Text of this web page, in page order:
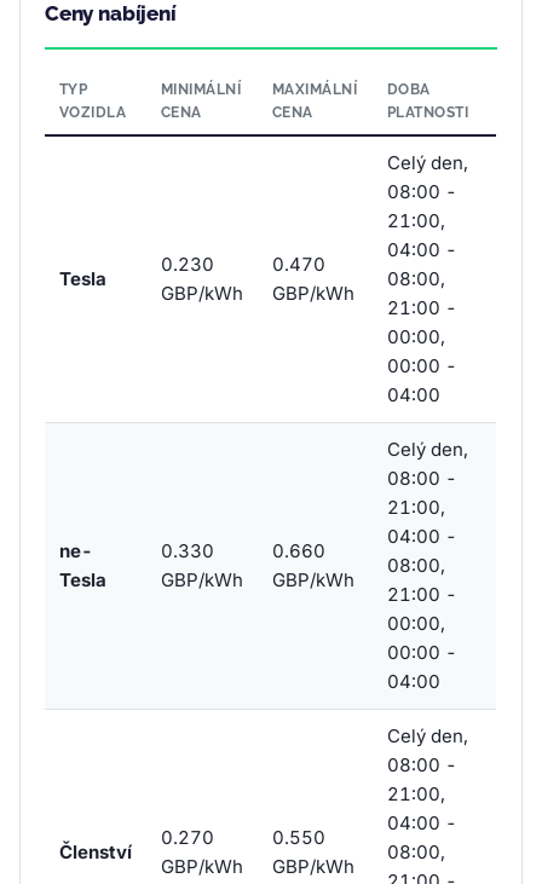
Ceny nabíjení
TYP
VOZIDLA
MINIMÁLNÍ
CENA
MAXIMÁLNÍ
CENA
DOBA
PLATNOSTI
Tesla
0.230
GBP/kWh
0.470
GBP/kWh
Celý den,
08:00 -
21:00,
04:00 -
08:00,
21:00 -
00:00,
00:00 -
04:00
ne-
Tesla
0.330
GBP/kWh
0.660
GBP/kWh
Celý den,
08:00 -
21:00,
04:00 -
08:00,
21:00 -
00:00,
00:00 -
04:00
Členství
0.270
GBP/kWh
0.550
GBP/kWh
Celý den,
08:00 -
21:00,
04:00 -
08:00,